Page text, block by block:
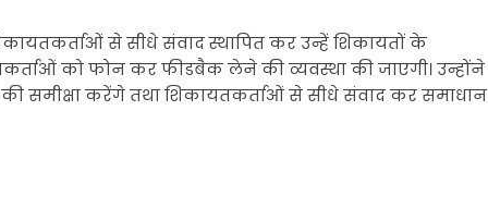
से सीधे संवाद स्थापित कर उन्हें शिकायतों के
को फोन कर फीडबैक लेने की व्यवस्था की जाएगी। उन्होंने
समीक्षा करेंगे तथा शिकायतकर्ताओं से सीधे संवाद कर समाधान